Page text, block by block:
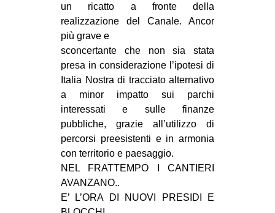
un ricatto a fronte della
realizzazione del Canale. Ancor
più grave e
sconcertante che non sia stata
presa in considerazione l’ipotesi di
Italia Nostra di tracciato alternativo
a minor impatto sui parchi
interessati e sulle finanze
pubbliche, grazie all’utilizzo di
percorsi preesistenti e in armonia
con territorio e paesaggio.
NEL FRATTEMPO I CANTIERI
AVANZANO..
E’ L’ORA DI NUOVI PRESIDI E